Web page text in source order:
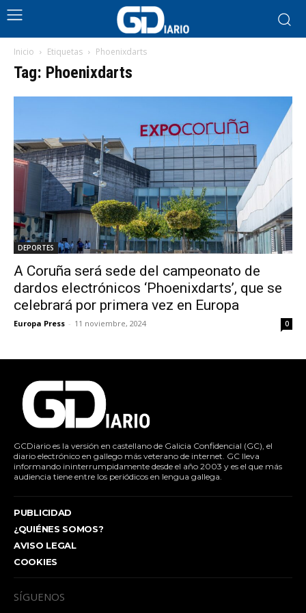
Inicio Etiquetas Phoenixdarts
Tag: Phoenixdarts
DEPORTES
A Coruña será sede del campeonato de
dardos electrónicos ‘Phoenixdarts’, que se
celebrará por primera vez en Europa
Europa Press - 11 noviembre, 2024 0
GCDiario es la versión en castellano de Galicia Confidencial (GC), el
diario electrónico en gallego más veterano de internet. GC lleva
informando ininterrumpidamente desde el año 2003 y es el que más
audiencia tiene entre los periódicos en lengua gallega.
PUBLICIDAD
¿QUIÉNES SOMOS?
AVISO LEGAL
COOKIES
SÍGUENOS